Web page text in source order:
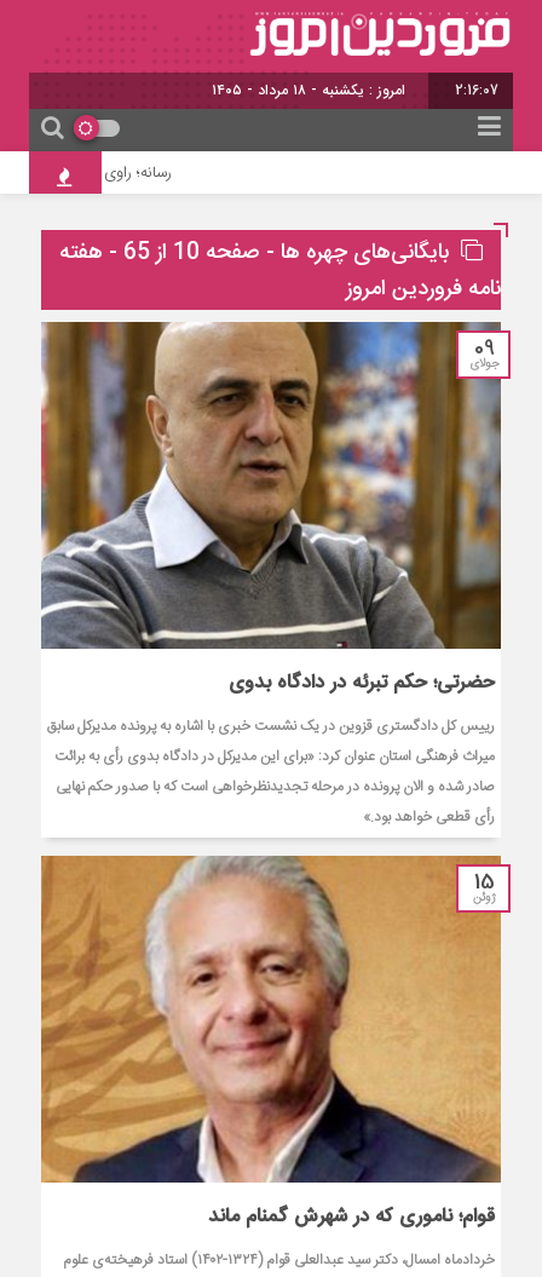
2:16:08 امروز : یکشنبه - ۱۸ مرداد - ۱۴۰۵
رسانه؛ راوی ظرفیت‌ها و
بایگانی‌های چهره ها - صفحه 10 از 65 - هفته
نامه فروردین امروز
09
جولای
حضرتی؛ حکم تبرئه در دادگاه بدوی
رییس کل دادگستری قزوین در یک نشست خبری با اشاره به پرونده مدیرکل سابق
میراث فرهنگی استان عنوان کرد: «برای این مدیرکل در دادگاه بدوی رأی به برائت
صادر شده و الان پرونده در مرحله تجدیدنظرخواهی است که با صدور حکم نهایی
رأی قطعی خواهد بود.»
15
ژوئن
قوام؛ ناموری که در شهرش گمنام ماند
خردادماه امسال، دکتر سید عبدالعلی قوام (۱۳۲۴-۱۴۰۲) استاد فرهیخته‌ی علوم